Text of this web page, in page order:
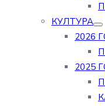
КУЛТУРА
2026
2025